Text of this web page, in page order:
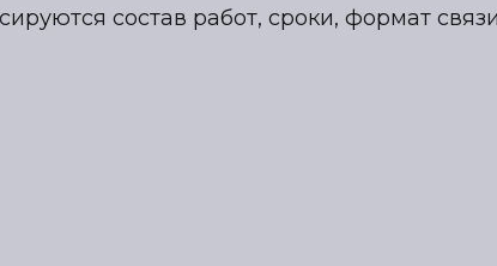
состав работ, сроки, формат связи